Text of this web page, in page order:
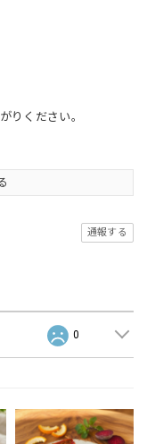
りください。
通報する
0